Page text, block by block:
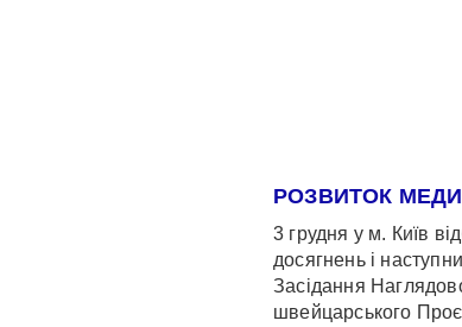
РОЗВИТОК
3 грудня у м. Київ
досягнень і
Засідання
швейцарського